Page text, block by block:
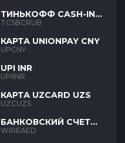
ТИНЬКОФФ CASH-IN
RUB
TCSBCRUB
КАРТА UNIONPAY CNY
UPCNY
UPI INR
UPIINR
КАРТА UZCARD UZS
UZCUZS
БАНКОВСКИЙ СЧЕТ
AED
WIREAED